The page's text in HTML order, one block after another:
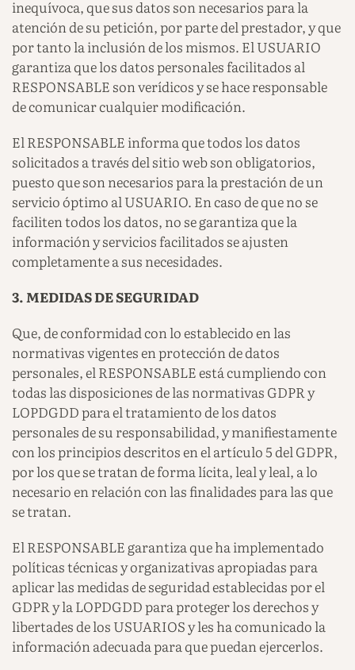
inequívoca, que sus datos son necesarios para la
atención de su petición, por parte del prestador, y que
por tanto la inclusión de los mismos. El USUARIO
garantiza que los datos personales facilitados al
RESPONSABLE son verídicos y se hace responsable
de comunicar cualquier modificación.
El RESPONSABLE informa que todos los datos
solicitados a través del sitio web son obligatorios,
puesto que son necesarios para la prestación de un
servicio óptimo al USUARIO. En caso de que no se
faciliten todos los datos, no se garantiza que la
información y servicios facilitados se ajusten
completamente a sus necesidades.
3. MEDIDAS DE SEGURIDAD
Que, de conformidad con lo establecido en las
normativas vigentes en protección de datos
personales, el RESPONSABLE está cumpliendo con
todas las disposiciones de las normativas GDPR y
LOPDGDD para el tratamiento de los datos
personales de su responsabilidad, y manifiestamente
con los principios descritos en el artículo 5 del GDPR,
por los que se tratan de forma lícita, leal y leal, a lo
necesario en relación con las finalidades para las que
se tratan.
El RESPONSABLE garantiza que ha implementado
políticas técnicas y organizativas apropiadas para
aplicar las medidas de seguridad establecidas por el
GDPR y la LOPDGDD para proteger los derechos y
libertades de los USUARIOS y les ha comunicado la
información adecuada para que puedan ejercerlos.